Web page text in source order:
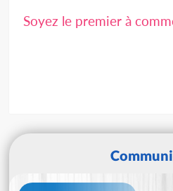
Soyez le premier à